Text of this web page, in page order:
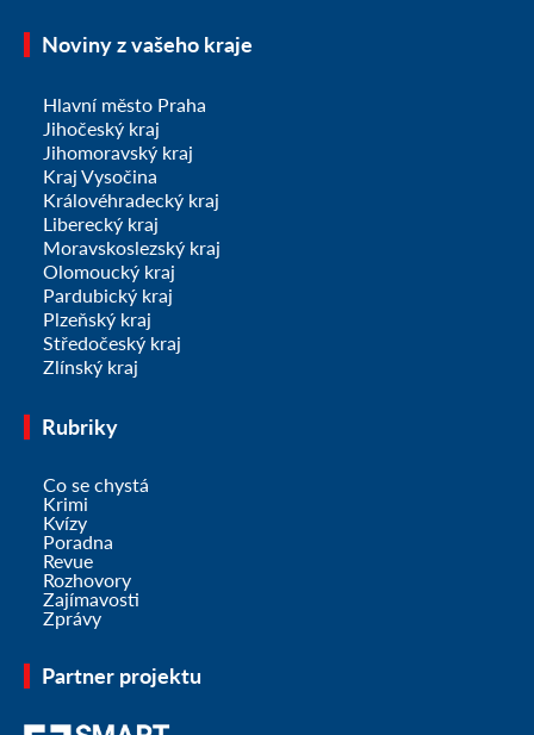
Noviny z vašeho kraje
Hlavní město Praha
Jihočeský kraj
Jihomoravský kraj
Kraj Vysočina
Královéhradecký kraj
Liberecký kraj
Moravskoslezský kraj
Olomoucký kraj
Pardubický kraj
Plzeňský kraj
Středočeský kraj
Zlínský kraj
Rubriky
Co se chystá
Krimi
Kvízy
Poradna
Revue
Rozhovory
Zajímavosti
Zprávy
Partner projektu